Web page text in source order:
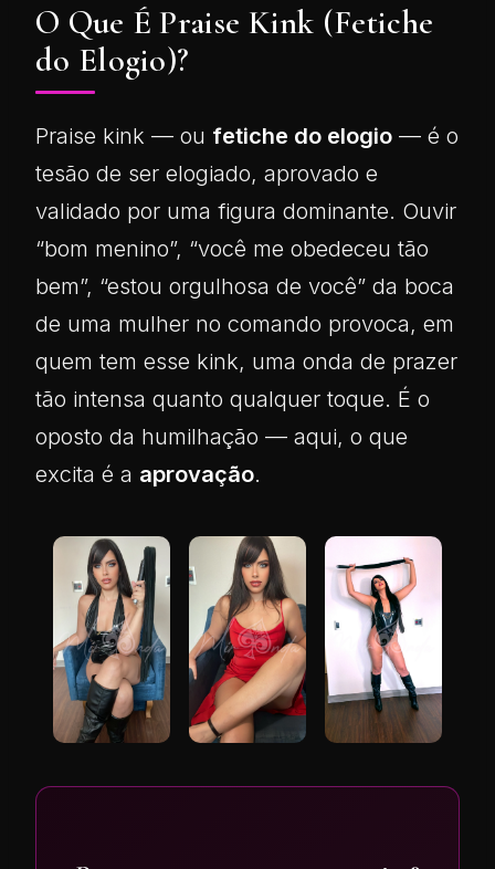
O Que É Praise Kink (Fetiche
do Elogio)?
Praise kink — ou fetiche do elogio — é o
tesão de ser elogiado, aprovado e
validado por uma figura dominante. Ouvir
“bom menino”, “você me obedeceu tão
bem”, “estou orgulhosa de você” da boca
de uma mulher no comando provoca, em
quem tem esse kink, uma onda de prazer
tão intensa quanto qualquer toque. É o
oposto da humilhação — aqui, o que
excita é a aprovação.